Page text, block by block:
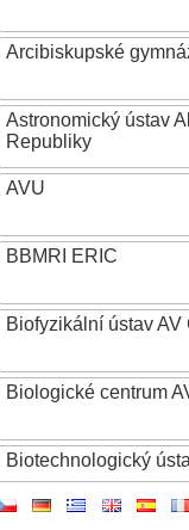
Arcibiskupské
Astronomický ústav
Republiky
AVU
BBMRI ERIC
Biofyzikální ústav AV
Biologické centrum
Biotechnologický